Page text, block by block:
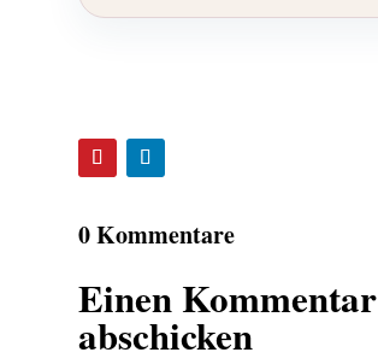
0 Kommentare
Einen Kommentar
abschicken